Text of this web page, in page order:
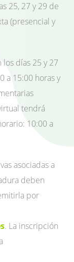
25, 27 y 29 de
(presencial y
los días 25 y 27
a 15:00 horas y
tendrá
10:00 a
asociadas a
deben
por
. La inscripción